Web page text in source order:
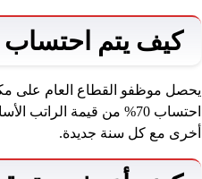
كيف يتم احتساب
يحصل موظفو القطاع العام على
احتساب 70% من قيمة
أخرى مع كل سنة جديدة.